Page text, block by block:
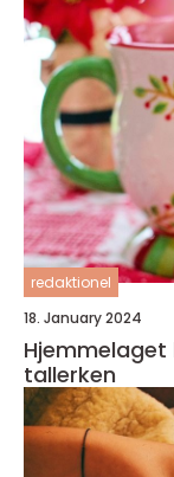
redaktionel
18. January 2024
tallerken